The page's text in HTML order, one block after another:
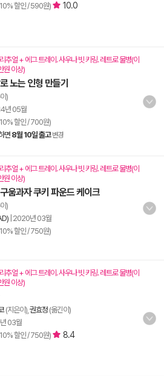
할인 / 590원)
10.0
추얼 + 에그 트레이. 사우나 빗 키링. 레트로 물병(이
원 이상)
노는 인형 만들기
)
년 05월
할인 / 700원)
면8월 10일 출고 변경
추얼 + 에그 트레이. 사우나 빗 키링. 레트로 물병(이
원 이상)
움과자 쿠키 파운드 케이크
)
2020년 03월
할인 / 750원)
추얼 + 에그 트레이. 사우나 빗 키링. 레트로 물병(이
원 이상)
(지은이), 권효정 (옮긴이)
03월
할인 / 750원)
8.4